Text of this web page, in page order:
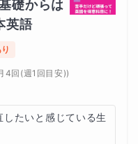
に知りたいこと】
時間
礎からは
英語
4回(週1回目安))
たいと感じている生